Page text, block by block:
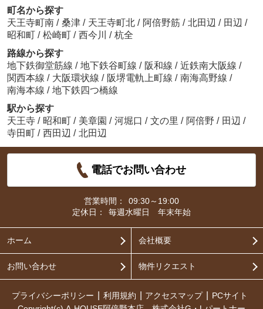
町名から探す
天王寺町南 / 桑津 / 天王寺町北 / 阿倍野筋 / 北田辺 / 田辺 /
昭和町 / 松崎町 / 西今川 / 杭全
路線から探す
地下鉄御堂筋線 / 地下鉄谷町線 / 阪和線 / 近鉄南大阪線 /
関西本線 / 大阪環状線 / 阪堺電軌上町線 / 南海高野線 /
南海本線 / 地下鉄四つ橋線
駅から探す
天王寺 / 昭和町 / 美章園 / 河堀口 / 文の里 / 阿倍野 / 田辺 /
寺田町 / 西田辺 / 北田辺
電話でお問い合わせ
営業時間：
09:30～19:00
定休日：
毎週水曜日 年末年始
ホーム 会社概要
お問い合わせ 物件リクエスト
プライバシーポリシー 利用規約 アクセスマップ
PCサイト